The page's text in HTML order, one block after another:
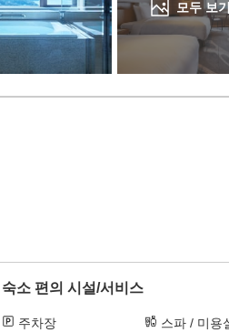
모두 보
숙소 편의 시설/서비스
주차장
스파 / 미용